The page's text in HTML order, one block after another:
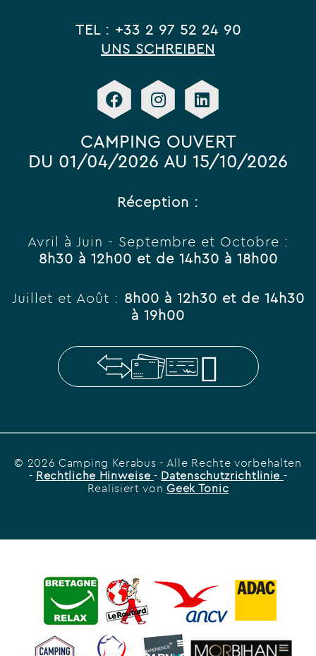
TEL : +33 2 97 52 24 90
UNS SCHREIBEN
CAMPING OUVERT
DU 01/04/2026 AU 15/10/2026
Réception :
Avril à Juin - Septembre et Octobre :
8h30 à 12h00 et de 14h30 à 18h00
Juillet et Août : 8h00 à 12h30 et de 14h30
à 19h00
© 2026 Camping Kerabus - Alle Rechte vorbehalten
- Rechtliche Hinweise - Datenschutzrichtlinie -
Realisiert vonGeek Tonic